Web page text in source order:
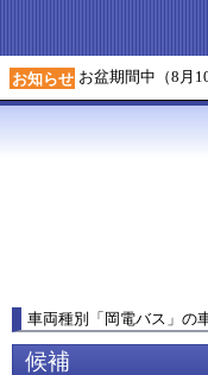
お知らせ お盆期間中（8月
車両種別 「岡電バス 」 の
候補